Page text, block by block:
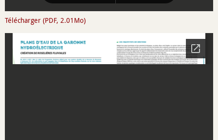
Télécharger (PDF, 2.01Mo)